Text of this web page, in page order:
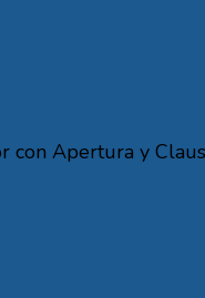
con Apertura y